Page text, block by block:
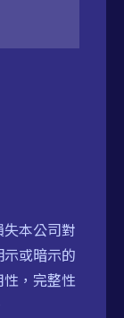
本公司對
或暗示的
，完整性